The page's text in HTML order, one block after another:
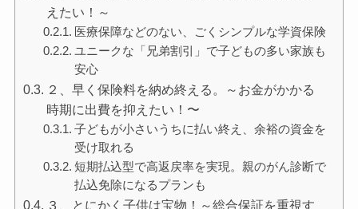
えたい！～
医療保障などのない、ごくシンプルな学資保険
ユニークな「兄弟割引」で子どもの多い家族も
安心
２、早く保険料を納め終える。～お金がかかる
時期に出費を抑えたい！〜
子どもが小さいうちに払い終え、余裕の資金を
受け取れる
短期払込型で高返戻率を実現。親のがん診断で
払込免除になるプランも
３、とにかく子供は宝物！～総合保証を重視す